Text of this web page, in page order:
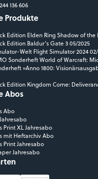
136 606
Produkte
Edition Elden Ring Shadow of the
Edition Baldur's Gate 3 05/2025
Welt Flight Simulator 2024
Sonderheft World of Warcraft:
»Anno 1800:
Edition Kingdom Come:
Abos
Abo
Print XL Jahresabo
mit Heftarchiv Abo
Print Jahresabo
Jahresabo